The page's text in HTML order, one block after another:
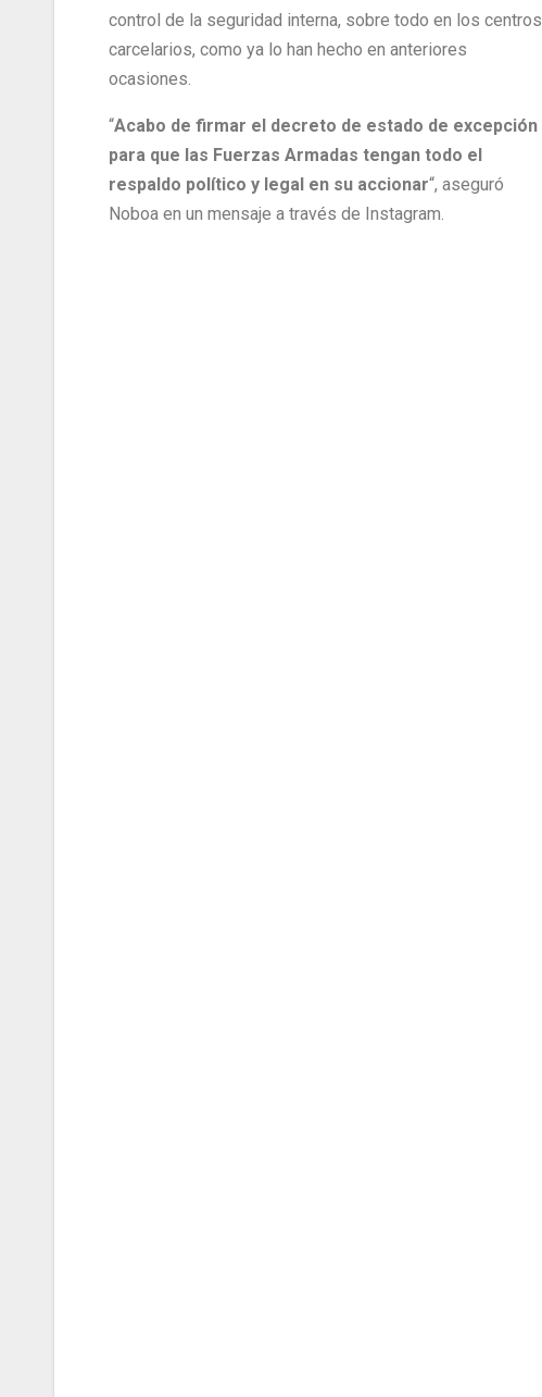
control de la seguridad interna, sobre todo en los centros
carcelarios, como ya lo han hecho en anteriores
ocasiones.
“Acabo de firmar el decreto de estado de excepción
para que las Fuerzas Armadas tengan todo el
respaldo político y legal en su accionar“, aseguró
Noboa en un mensaje a través de Instagram.